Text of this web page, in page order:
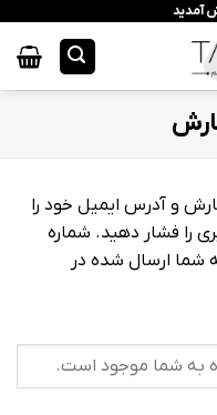
آمدید
و آدرس ایمیل خود را
را فشار دهید. شماره
شما ارسال شده در